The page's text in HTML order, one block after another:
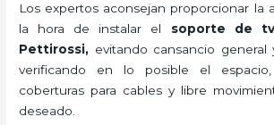
Los expertos aconsejan proporcionar la
la hora de instalar el soporte de
Pettirossi, evitando cansancio general
verificando en lo posible el espacio,
coberturas para cables y libre
deseado.